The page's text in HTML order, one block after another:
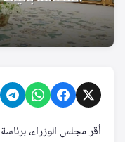
أقر مجلس الوزراء،